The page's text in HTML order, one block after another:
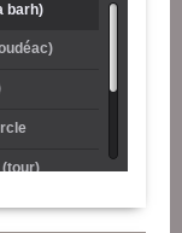
barh)
(tour)